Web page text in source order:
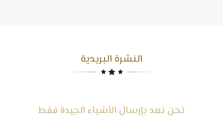
النشرة البريدية
نحن نعد بإرسال الأشياء الجيدة فقط